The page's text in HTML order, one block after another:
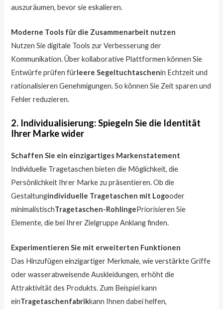
auszuräumen, bevor sie eskalieren.
Moderne Tools für die Zusammenarbeit nutzen
Nutzen Sie digitale Tools zur Verbesserung der
Kommunikation. Über kollaborative Plattformen können Sie
Entwürfe prüfen fürleere Segeltuchtaschenin Echtzeit und
rationalisieren Genehmigungen. So können Sie Zeit sparen und
Fehler reduzieren.
2. Individualisierung: Spiegeln Sie die Identität
Ihrer Marke wider
Schaffen Sie ein einzigartiges Markenstatement
Individuelle Tragetaschen bieten die Möglichkeit, die
Persönlichkeit Ihrer Marke zu präsentieren. Ob die
Gestaltungindividuelle Tragetaschen mit Logooder
minimalistischTragetaschen-RohlingePriorisieren Sie
Elemente, die bei Ihrer Zielgruppe Anklang finden.
Experimentieren Sie mit erweiterten Funktionen
Das Hinzufügen einzigartiger Merkmale, wie verstärkte Griffe
oder wasserabweisende Auskleidungen, erhöht die
Attraktivität des Produkts. Zum Beispiel kann
einTragetaschenfabrikkann Ihnen dabei helfen,